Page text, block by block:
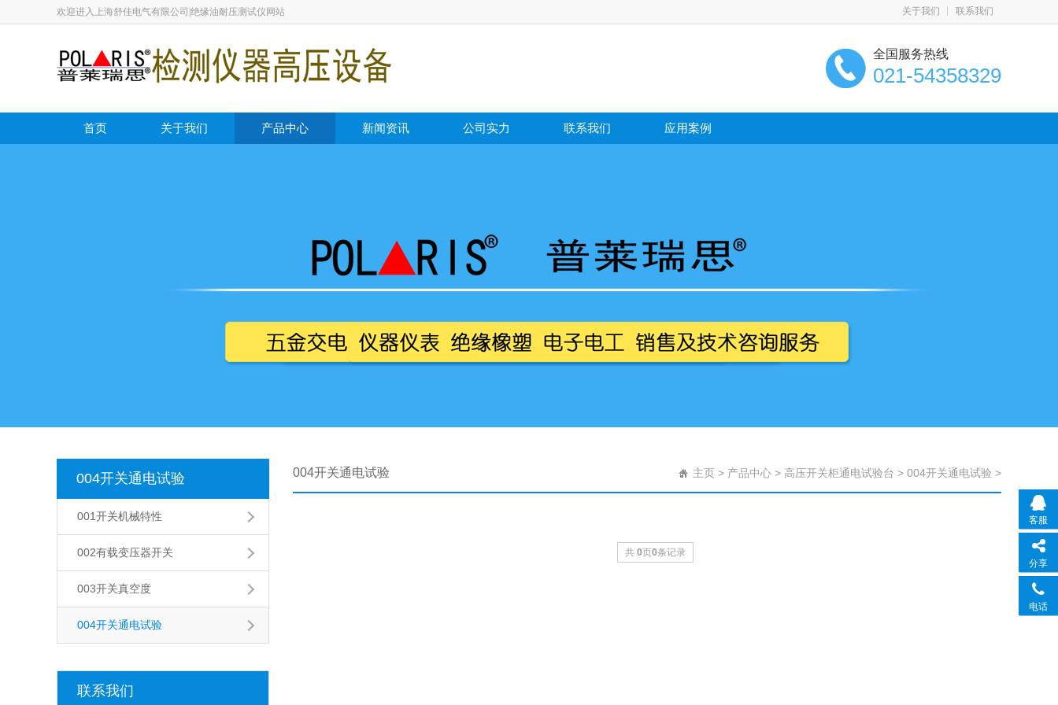
欢迎进入上海舒佳电气有限公司|绝缘油耐压测试仪网站 关于我们 联系我们
全国服务热线
021-54358329
首页 关于我们 产品中心 新闻资讯 公司实力 联系我们 应用案例
004开关通电试验
001开关机械特性
002有载变压器开关
003开关真空度
004开关通电试验
联系我们
004开关通电试验 主页 > 产品中心 > 高压开关柜通电试验台 > 004开关通电试验 >
共 0页0条记录
客服
分享
电话